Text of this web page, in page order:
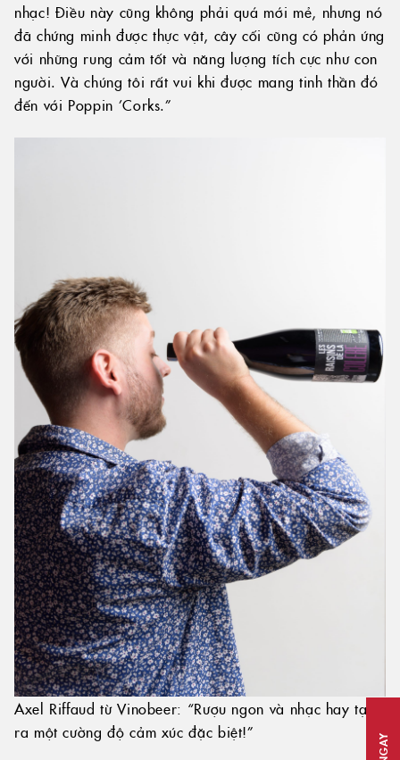
nhạc! Điều này cũng không phải quá mới mẻ, nhưng nó
đã chứng minh được thực vật, cây cối cũng có phản ứng
với những rung cảm tốt và năng lượng tích cực như con
người. Và chúng tôi rất vui khi được mang tinh thần đó
đến với Poppin ’Corks.”
Axel Riffaud từ Vinobeer: “Rượu ngon và nhạc hay tạo
ra một cường độ cảm xúc đặc biệt!”